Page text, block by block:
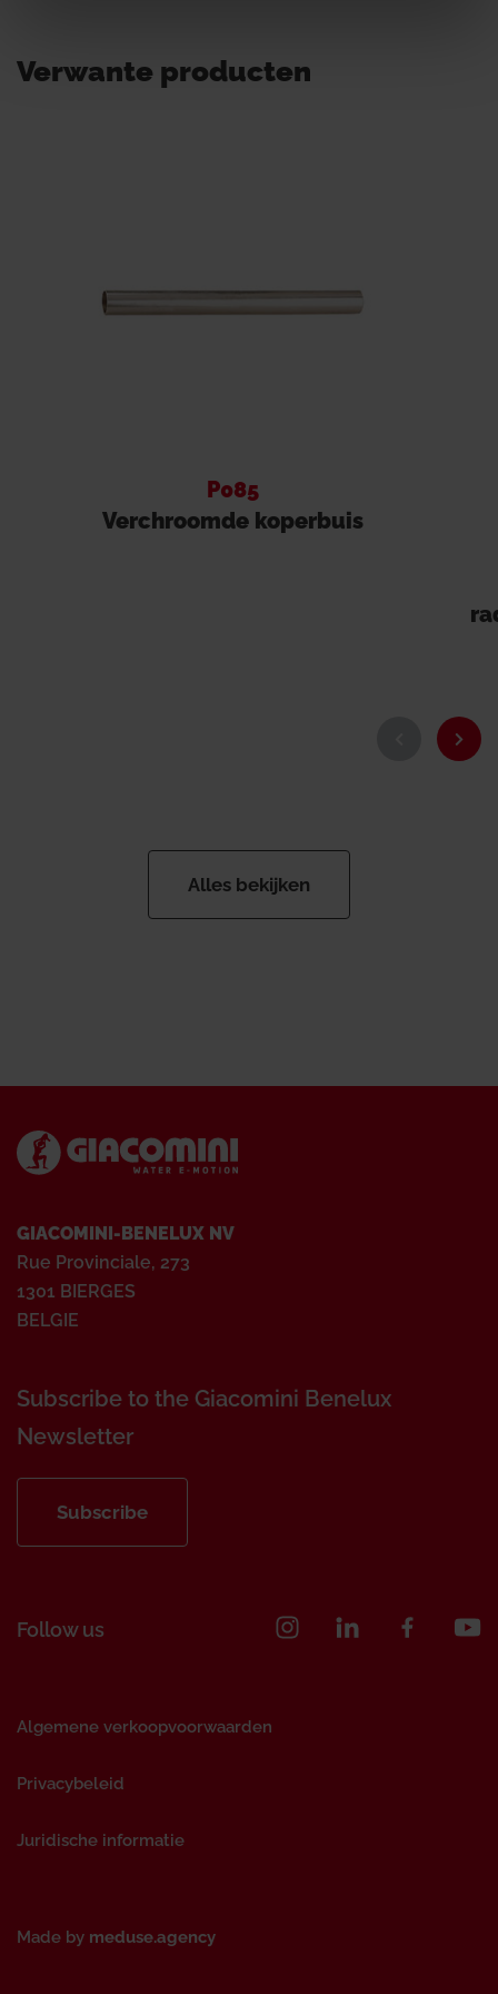
Verwante producten
P085
Verchroomde koperbuis
Alles bekijken
GIACOMINI-BENELUX NV
Rue Provinciale, 273
1301 BIERGES
BELGIE
Subscribe to the Giacomini Benelux
Newsletter
Subscribe
Follow us
Made by meduse.agency
Algemene verkoopvoorwaarden
Privacybeleid
Juridische informatie